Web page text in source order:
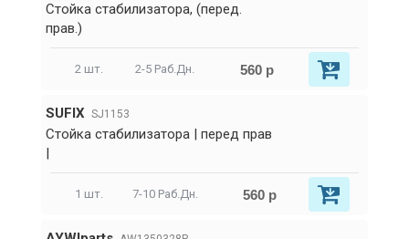
Стойка стабилизатора, (перед.
прав.)
2 шт. 2-5 Раб.Дн. 560 р
SUFIX SJ1153
Стойка стабилизатора | перед прав
|
1 шт. 7-10 Раб.Дн. 560 р